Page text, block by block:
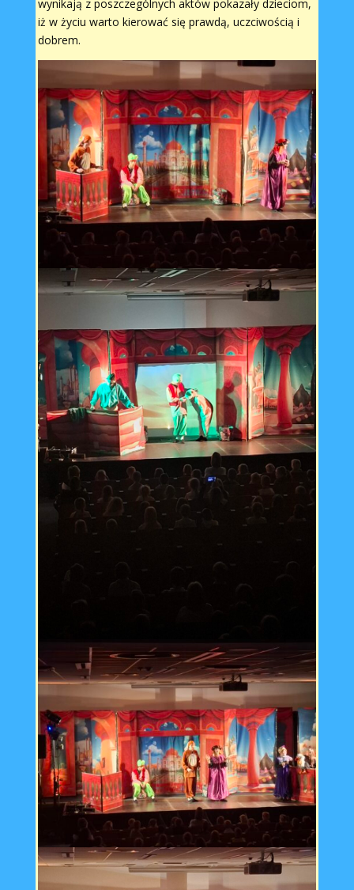
wynikają z poszczególnych aktów pokazały dzieciom,
iż w życiu warto kierować się prawdą, uczciwością i
dobrem.